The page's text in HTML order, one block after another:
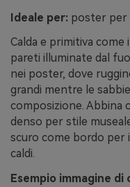
Ideale per: poster per
Calda e primitiva come
pareti illuminate dal
nei poster, dove
grandi mentre le
composizione. Abbina
denso per stile
scuro come bordo per
caldi.
Esempio immagine